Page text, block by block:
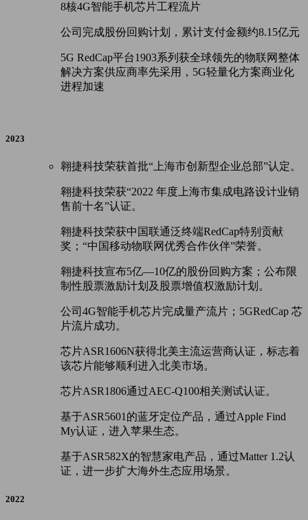
8核4G智能手机芯片工程流片
公司完成股份回购计划，累计支付金额约8.15亿元
5G RedCap平台1903系列获全球领先的物联网整体
解决方案供应商率先采用，5G轻量化方案商业化
进程加速
2023
翱捷科技荣获首批“上海市创新型企业总部”认定。
翱捷科技荣获“2022 年度上海市集成电路设计业销
售前十名”认证。
翱捷科技荣获中国联通泛终端RedCap特别贡献
奖；“中国移动物联网优秀合作伙伴”荣誉。
翱捷科技宣布5亿—10亿的股份回购方案；公布限
制性股票激励计划及股票增值权激励计划。
公司 4G智能手机芯片完成量产流片； 5GRedCap 芯
片流片成功。
芯片ASR1606N获得北美主流运营商认证，标志着
该芯片能够顺利进入北美市场。
芯片ASR1806通过AEC-Q100相关测试认证。
基于ASR5601 的蓝牙定位产品，通过Apple Find
My认证，进入苹果生态。
基于ASR582X的智慧家电产品，通过Matter 1.2认
证，进一步扩大海外生态应用场景。
2022